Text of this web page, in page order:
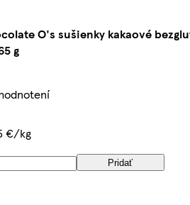
O's sušienky kakaové
g
€/kg
Pridať